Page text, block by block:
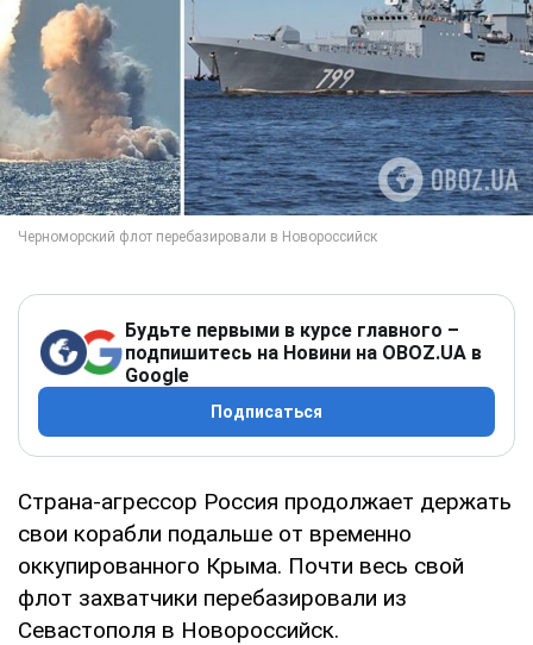
Будьте первыми в курсе главного –
подпишитесь на Новини на OBOZ.UA в
Google
Подписаться
Страна-агрессор Россия продолжает держать
свои корабли подальше от временно
оккупированного Крыма. Почти весь свой
флот захватчики перебазировали из
Севастополя в Новороссийск.